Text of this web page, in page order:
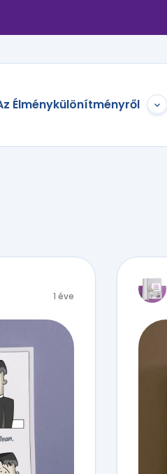
Élménykülönítményről
1 éve